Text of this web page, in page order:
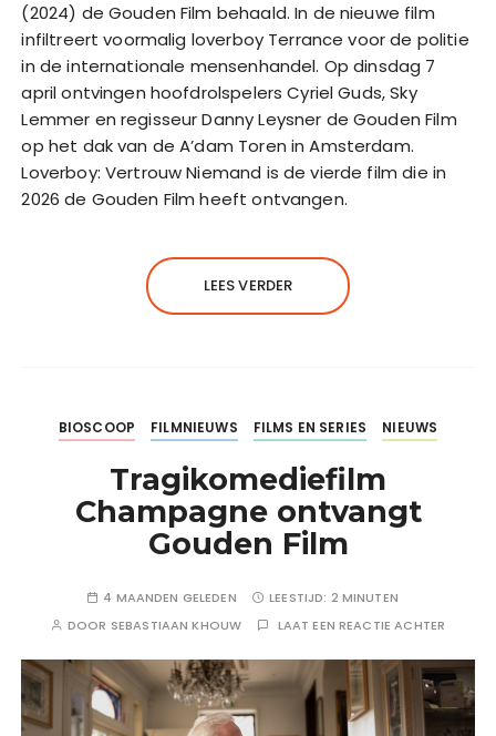
(2024) de Gouden Film behaald. In de nieuwe film
infiltreert voormalig loverboy Terrance voor de politie
in de internationale mensenhandel. Op dinsdag 7
april ontvingen hoofdrolspelers Cyriel Guds, Sky
Lemmer en regisseur Danny Leysner de Gouden Film
op het dak van de A’dam Toren in Amsterdam.
Loverboy: Vertrouw Niemand is de vierde film die in
2026 de Gouden Film heeft ontvangen.
LEES VERDER
BIOSCOOP FILMNIEUWS FILMS EN SERIES NIEUWS
Tragikomediefilm
Champagne ontvangt
Gouden Film
4 MAANDEN GELEDEN LEESTIJD: 2 MINUTEN
DOOR SEBASTIAAN KHOUW LAAT EEN REACTIE ACHTER